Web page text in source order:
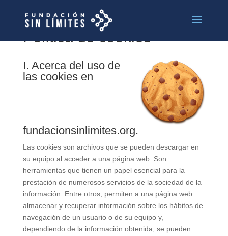
Política de cookies
I. Acerca del uso de
las cookies en
fundacionsinlimites.org.
Las cookies son archivos que se pueden descargar en
su equipo al acceder a una página web. Son
herramientas que tienen un papel esencial para la
prestación de numerosos servicios de la sociedad de la
información. Entre otros, permiten a una página web
almacenar y recuperar información sobre los hábitos de
navegación de un usuario o de su equipo y,
dependiendo de la información obtenida, se pueden